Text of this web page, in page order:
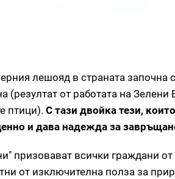
лешояд в страната започна
(резултат от работата на
птици). С тази двойка тези,
и дава надежда за
призовават всички граждани
от изключителна полза за